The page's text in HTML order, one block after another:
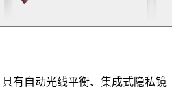
有自动光线平衡、集成式隐私镜